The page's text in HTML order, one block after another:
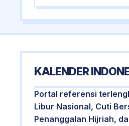
KALENDER
Portal referensi
Libur Nasional, Cuti
Penanggalan Hijriah,